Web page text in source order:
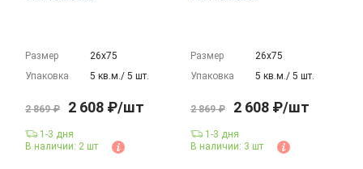
Размер
26х75
Упаковка
5 кв.м./ 5 шт.
2 869 ₽ 2 608 ₽/шт
1-3 дня
В наличии: 2 шт
Размер
26х75
Упаковка
5 кв.м./ 5 шт.
2 869 ₽ 2 608 ₽/шт
1-3 дня
В наличии: 3 шт